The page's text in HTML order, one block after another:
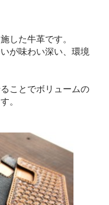
した牛革です。
が味わい深い、環境
ことでボリュームの
。